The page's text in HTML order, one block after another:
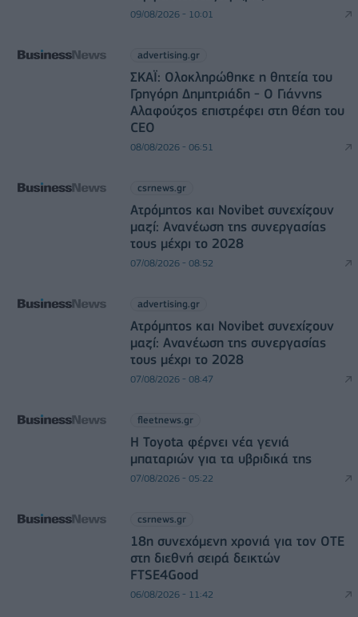
09/08/2026 - 10:01
advertising.gr
ΣΚΑΪ: Ολοκληρώθηκε η θητεία του
Γρηγόρη Δημητριάδη - Ο Γιάννης
Αλαφούζος επιστρέφει στη θέση του
CEO
08/08/2026 - 06:51
csrnews.gr
Ατρόμητος και Novibet συνεχίζουν
μαζί: Ανανέωση της συνεργασίας
τους μέχρι το 2028
07/08/2026 - 08:52
advertising.gr
Ατρόμητος και Novibet συνεχίζουν
μαζί: Ανανέωση της συνεργασίας
τους μέχρι το 2028
07/08/2026 - 08:47
fleetnews.gr
Η Toyota φέρνει νέα γενιά
μπαταριών για τα υβριδικά της
07/08/2026 - 05:22
csrnews.gr
18η συνεχόμενη χρονιά για τον ΟΤΕ
στη διεθνή σειρά δεικτών
FTSE4Good
06/08/2026 - 11:42